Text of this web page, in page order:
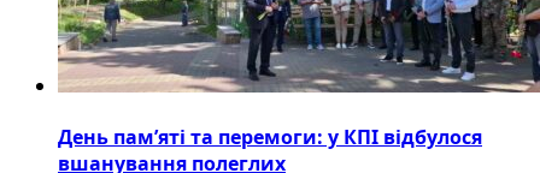
День пам’яті та перемоги: у КПІ відбулося
вшанування полеглих